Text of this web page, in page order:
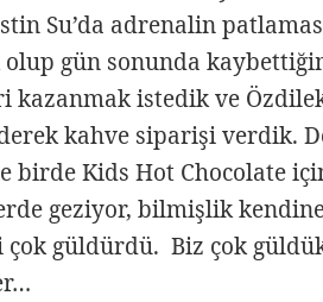
Su’da adrenalin
gün sonunda
kazanmak istedik ve
kahve siparişi verdik.
birde Kids Hot Chocolate
geziyor, bilmişlik
güldürdü. Biz çok